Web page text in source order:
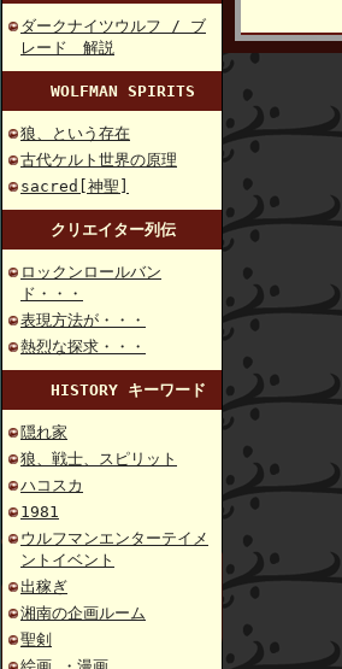
ダークナイツウルフ / ブ
レード 解説
WOLFMAN SPIRITS
狼、という存在
古代ケルト世界の原理
sacred[神聖]
クリエイター列伝
ロックンロールバン
ド・・・
表現方法が・・・
熱烈な探求・・・
HISTORY キーワード
隠れ家
狼、戦士、スピリット
ハコスカ
1981
ウルフマンエンターテイメ
ントイベント
出稼ぎ
湘南の企画ルーム
聖剣